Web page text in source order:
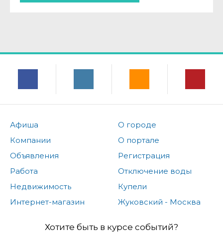
Афиша
Компании
Объявления
Работа
Недвижимость
Интернет-магазин
О городе
О портале
Регистрация
Отключение воды
Купели
Жуковский - Москва
Хотите быть в курсе событий?